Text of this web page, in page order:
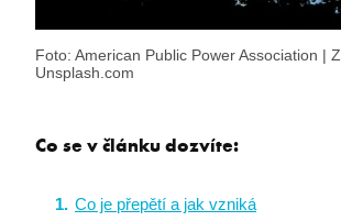
Foto: American Public Power Association |
Unsplash.com
Co se v článku dozvíte:
Co je přepětí a jak vzniká